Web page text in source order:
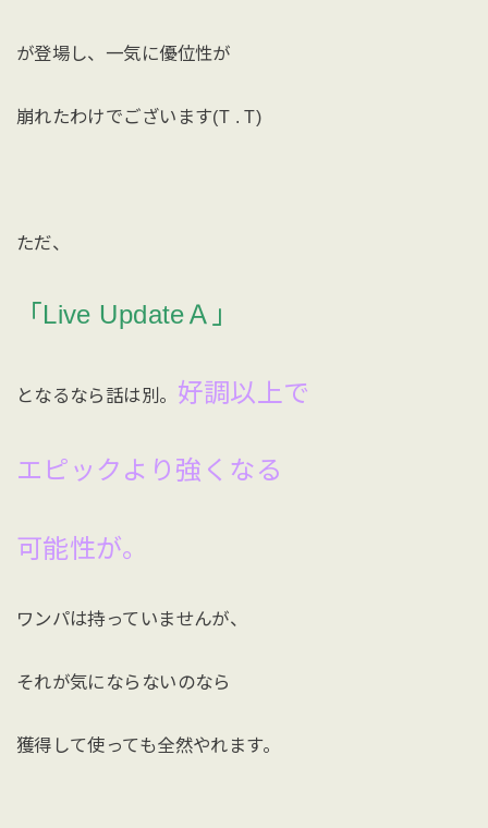
が登場し、一気に優位性が
崩れたわけでございます(T . T)
ただ、
「Live UpdateＡ」
となるなら話は別。 好調以上で
エピックより強くなる
可能性が。
ワンパは持っていませんが、
それが気にならないのなら
獲得して使っても全然やれます。